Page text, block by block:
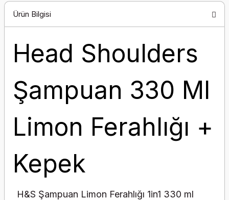
Ürün Bilgisi
Head Shoulders
Şampuan 330 Ml
Limon Ferahlığı +
Kepek
H&S Şampuan Limon Ferahlığı 1in1 330 ml